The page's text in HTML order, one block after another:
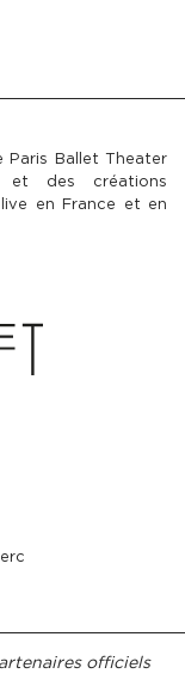
Paris Ballet Theater
et des créations
en France et en
officiels